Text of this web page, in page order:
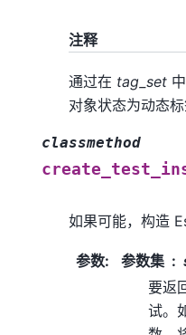
注释
通过在 tag_set
对象状态为动态
classmethod
如果可能，构造
参数: 参数集
要返
试。